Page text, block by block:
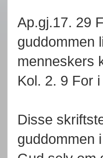
Ap.gj.17. 29
guddommen
menneskers
Kol. 2. 9 For
Disse
guddommen